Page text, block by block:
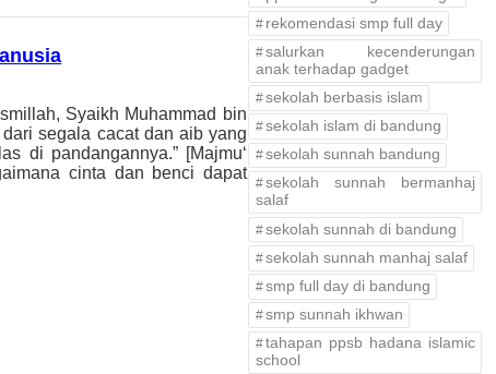
Syaikh Muhammad bin
segala cacat dan aib yang
di pandangannya.” [Majmu‘
cinta dan benci dapat
rekomendasi smp full day
salurkan kecenderungan
anak terhadap gadget
sekolah berbasis islam
sekolah islam di bandung
sekolah sunnah bandung
sekolah sunnah bermanhaj
salaf
sekolah sunnah di bandung
sekolah sunnah manhaj salaf
smp full day di bandung
smp sunnah ikhwan
tahapan ppsb hadana islamic
school